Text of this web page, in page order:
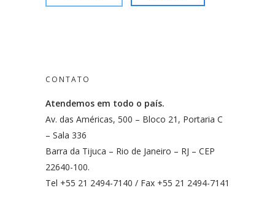
CONTATO
Atendemos em todo o país.
Av. das Américas, 500 – Bloco 21, Portaria C
– Sala 336
Barra da Tijuca – Rio de Janeiro – RJ – CEP
22640-100.
Tel +55 21 2494-7140 / Fax +55 21 2494-7141